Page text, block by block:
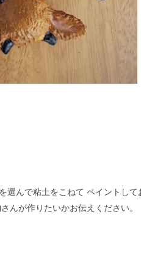
選んで粘土をこねて ペイントして
んが作りたいかお伝えください。